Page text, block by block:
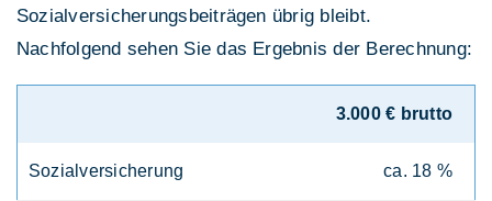
Sozialversicherungsbeiträgen übrig bleibt.
Nachfolgend sehen Sie das Ergebnis der Berechnung:
3.000 € brutto
Sozialversicherung ca. 18 %